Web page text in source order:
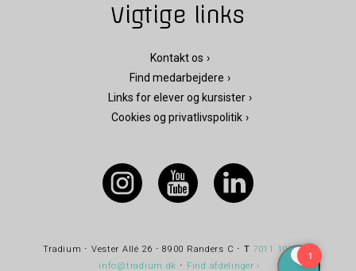
Vigtige links
Kontakt os
Find medarbejdere
Links for elever og kursister
Cookies og privatlivspolitik
Tradium ⋅ Vester Allé 26 ⋅ 8900 Randers C ⋅ T 7011 1010⋅
info@tradium.dk ⋅Find afdelinger